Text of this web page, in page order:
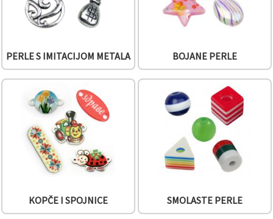
PERLE S IMITACIJOM METALA BOJANE PERLE
KOPČE I SPOJNICE SMOLASTE PERLE